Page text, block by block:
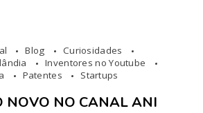
Blog
Curiosidades
Inventores no Youtube
Patentes Startups
NOVO NO CANAL ANI